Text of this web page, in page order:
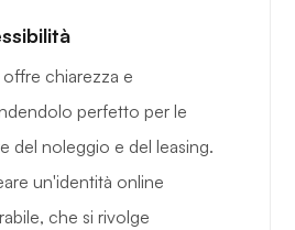
chiarezza e
perfetto per le
del noleggio e del leasing.
un'identità online
che si rivolge